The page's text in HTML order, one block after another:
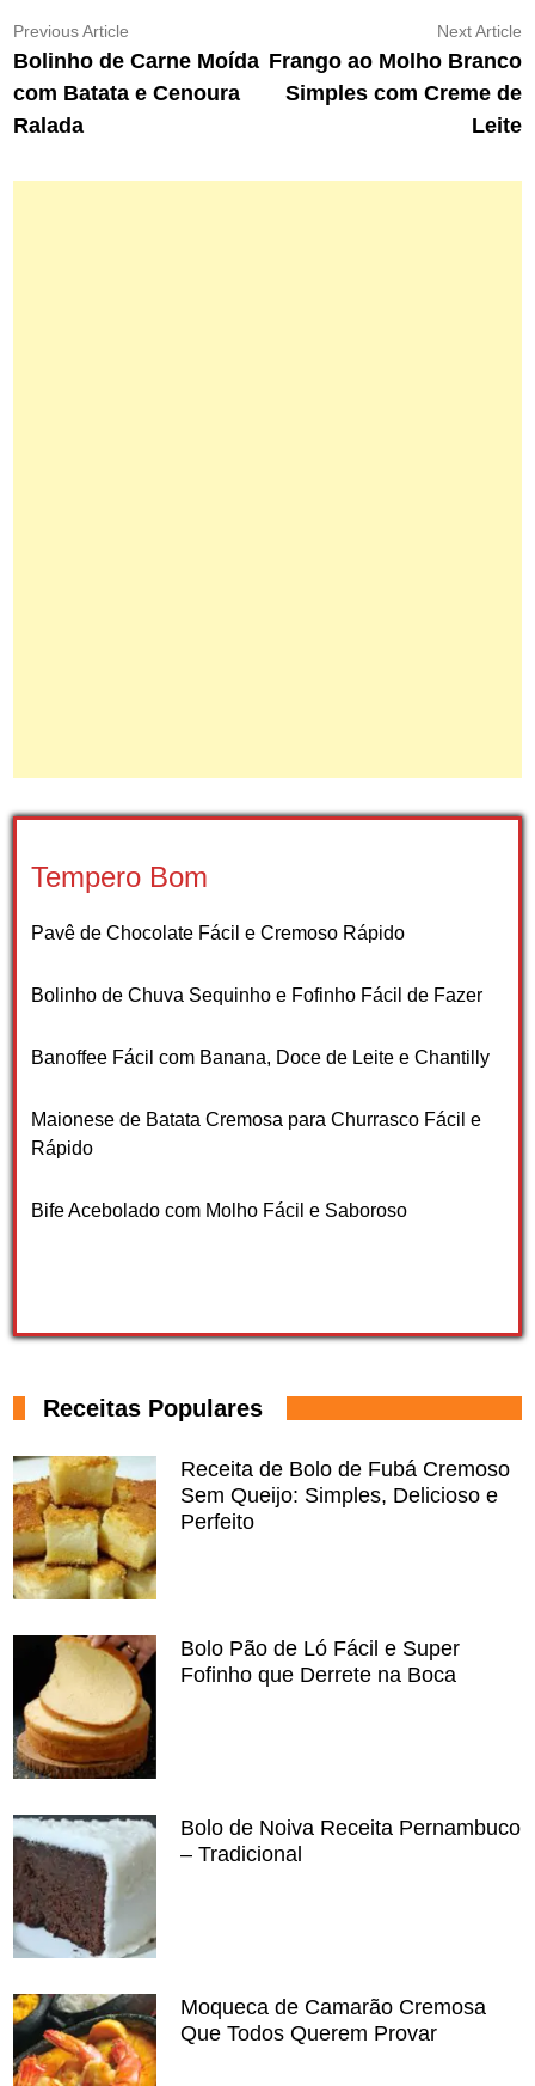
Navegação
de
Post
Previous Article
article:
Bolinho de Carne Moída
com Batata e Cenoura
Ralada
Next Article
Frango ao Molho Branco
Simples com Creme de
Leite
Tempero Bom
Pavê de Chocolate Fácil e Cremoso Rápido
Bolinho de Chuva Sequinho e Fofinho Fácil de Fazer
Banoffee Fácil com Banana, Doce de Leite e Chantilly
Maionese de Batata Cremosa para Churrasco Fácil e
Rápido
Bife Acebolado com Molho Fácil e Saboroso
Receitas Populares
Receita de Bolo de Fubá Cremoso
Sem Queijo: Simples, Delicioso e
Perfeito
Bolo Pão de Ló Fácil e Super
Fofinho que Derrete na Boca
Bolo de Noiva Receita Pernambuco
– Tradicional
Moqueca de Camarão Cremosa
Que Todos Querem Provar